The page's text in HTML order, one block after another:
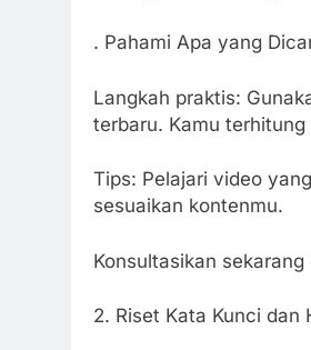
. Pahami Apa yang
Langkah praktis:
terbaru. Kamu
Tips: Pelajari video
sesuaikan kontenmu.
Konsultasikan sekarang
2. Riset Kata Kunci dan